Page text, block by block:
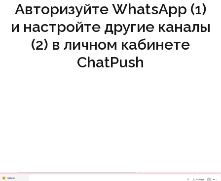
Авторизуйте WhatsApp (1)
и настройте другие каналы
(2) в личном кабинете
ChatPush